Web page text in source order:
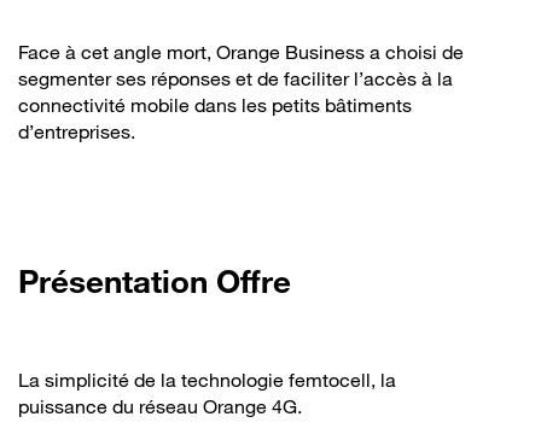
Face à cet angle mort, Orange Business a choisi de
segmenter ses réponses et de faciliter l’accès à la
connectivité mobile dans les petits bâtiments
d’entreprises.
Présentation Offre
La simplicité de la technologie femtocell, la
puissance du réseau Orange 4G.